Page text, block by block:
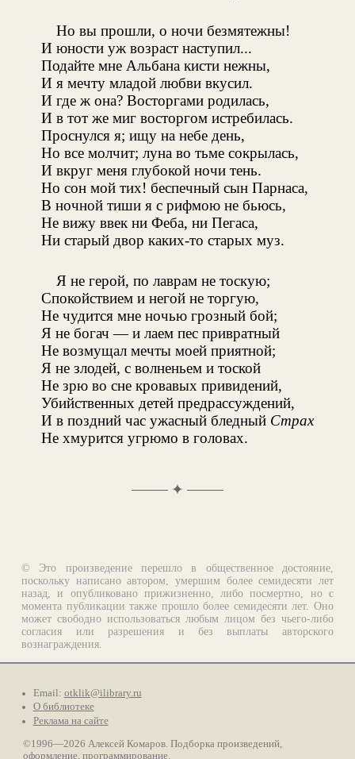
Но вы прошли, о ночи безмятежны!
И юности уж возраст наступил...
Подайте мне Альбана кисти нежны,
И я мечту младой любви вкусил.
И где ж она? Восторгами родилась,
И в тот же миг восторгом истребилась.
Проснулся я; ищу на небе день,
Но все молчит; луна во тьме сокрылась,
И вкруг меня глубокой ночи тень.
Но сон мой тих! беспечный сын Парнаса,
В ночной тиши я с рифмою не бьюсь,
Не вижу ввек ни Феба, ни Пегаса,
Ни старый двор каких-то старых муз.
Я не герой, по лаврам не тоскую;
Спокойствием и негой не торгую,
Не чудится мне ночью грозный бой;
Я не богач — и лаем пес привратный
Не возмущал мечты моей приятной;
Я не злодей, с волненьем и тоской
Не зрю во сне кровавых привидений,
Убийственных детей предрассуждений,
И в поздний час ужасный бледный Страх
Не хмурится угрюмо в головах.
✦
© Это произведение перешло в общественное достояние,
поскольку написано автором, умершим более семидесяти лет
назад, и опубликовано прижизненно, либо посмертно, но с
момента публикации также прошло более семидесяти лет. Оно
может свободно использоваться любым лицом без чьего-либо
согласия или разрешения и без выплаты авторского
вознаграждения.
Email: otklik@ilibrary.ru
О библиотеке
Реклама на сайте
©1996—2026 Алексей Комаров. Подборка произведений,
оформление, программирование.